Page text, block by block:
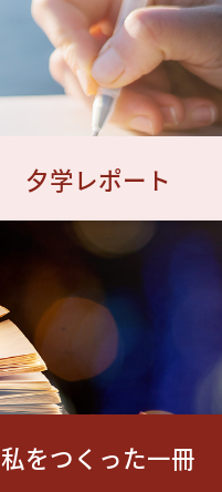
夕学レポート
私をつくった一冊